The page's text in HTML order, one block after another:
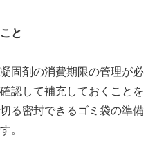
と
固剤の消費期限の管理が必
認して補充しておくことを
る密封できるゴミ袋の準備
。